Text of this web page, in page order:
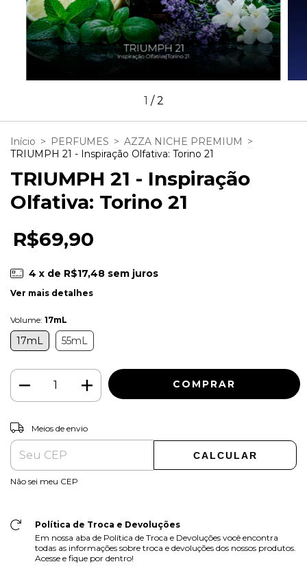
1 /2
Início > PERFUMES > AZZA NICHE PREMIUM >
TRIUMPH 21 - Inspiração Olfativa: Torino 21
TRIUMPH 21 - Inspiração
Olfativa: Torino 21
R$69,90
4 x de R$17,48 sem juros
Ver mais detalhes
Volume: 17mL
17mL 55mL
Entregas para o CEP:
Meios de envio
CALCULAR
Não sei meu CEP
Política de Troca e Devoluções
Em nossa aba de Política de Troca e Devoluções você encontra
todas as informações sobre troca e devoluções dos nossos produtos.
Acesse e fique por dentro!